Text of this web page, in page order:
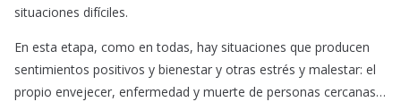
situaciones difíciles.
En esta etapa, como en todas, hay situaciones que producen
sentimientos positivos y bienestar y otras estrés y malestar: el
propio envejecer, enfermedad y muerte de personas cercanas…